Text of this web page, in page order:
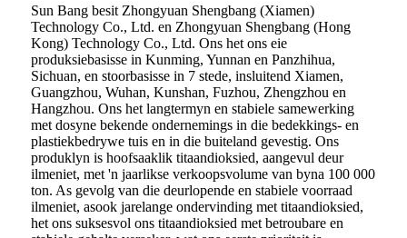
Sun Bang besit Zhongyuan Shengbang (Xiamen)
Technology Co., Ltd. en Zhongyuan Shengbang (Hong
Kong) Technology Co., Ltd. Ons het ons eie
produksiebasisse in Kunming, Yunnan en Panzhihua,
Sichuan, en stoorbasisse in 7 stede, insluitend Xiamen,
Guangzhou, Wuhan, Kunshan, Fuzhou, Zhengzhou en
Hangzhou. Ons het langtermyn en stabiele samewerking
met dosyne bekende ondernemings in die bedekkings- en
plastiekbedrywe tuis en in die buiteland gevestig. Ons
produklyn is hoofsaaklik titaandioksied, aangevul deur
ilmeniet, met 'n jaarlikse verkoopsvolume van byna 100 000
ton. As gevolg van die deurlopende en stabiele voorraad
ilmeniet, asook jarelange ondervinding met titaandioksied,
het ons suksesvol ons titaandioksied met betroubare en